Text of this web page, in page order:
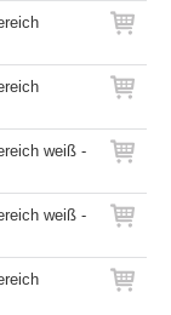
weiß -
weiß -